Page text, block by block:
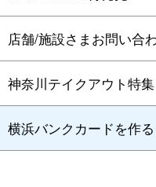
店舗/施設さまお問い合
神奈川テイクアウト特集
横浜バンクカードを作る